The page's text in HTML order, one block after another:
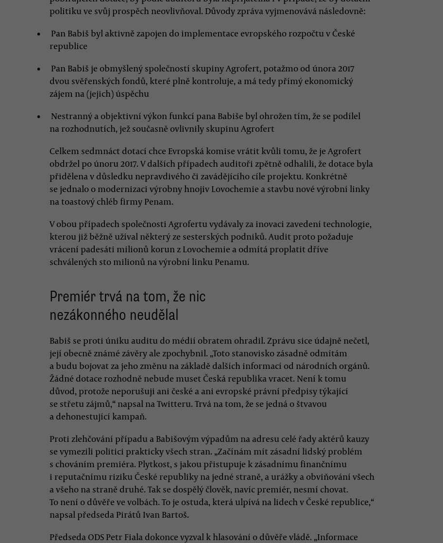
politiku ve svůj prospěch neovlivňoval. Důvody zpráva vyjmenovává následovně:
Pan Babiš byl aktivně zapojen do implementace evropského rozpočtu v České
republice
Pan Babiš je obmyšlený společností skupiny Agrofert, potažmo od února 2017
dvou svěřenských fondů, které plně kontroluje, a má tedy přímý ekonomický
zájem na (jejich) úspěchu
Nestranný a objektivní výkon funkcí pana Babiše byl ohrožen tím, že se podílel
na rozhodnutích, jež současně ovlivnily skupinu Agrofert
Celkem sedmnáct dotací chce Evropská komise vrátit kvůli tomu, že je Agrofert
obdržel po únoru 2017. V dalších případech auditoři zpětně odhalili, že dotace byla
přidělena v důsledku nepravdivého či zavádějícího cíle projektu. Konkrétně
se jednalo o modernizaci výrobny hnojiv Lovochemie a stavbu nové výrobní linky
na toastový chléb firmy Penam.
V obou případech společnosti Agrofertu vydávaly za inovaci zavedení technologie,
kterou již běžně užíval některý ze sesterských podniků. Audit proto požaduje
vrácení padesáti milionů korun z Lovochemie a odmítá proplatit dříve
schválených sto milionů na výrobní linku Penamu.
Premiér trvá na tom, že nic
nezákonného neudělal
Babiš se proti úniku auditu do médií obratem ohradil. Zprávu sice údajně nečetl,
její obecně známé závěry ale zpochybnil. „Toto stanovisko zásadně odmítám
a budu bojovat za jeho změnu na základě dalších informací od národních orgánů.
Žádné dotace rozhodně nebude muset Česká republika vracet. Není k tomu
důvod, protože neporušuji ani české a ani evropské právní předpisy týkající
se střetu zájmů,“ napsal na Twitteru. Trvá na tom, že se jedná o štvavou
a dehonestující kampaň.
Proti zlehčování případu a Babišovým výpadům na adresu celé řady aktérů kauzy
se vymezili politici prakticky všech stran. „Začínám mít zásadní lidský problém
s chováním premiéra. Plytkost, s jakou přistupuje k zásadnímu finančnímu
i reputačnímu riziku České republiky na jedné straně, a urážky a obviňování všech
a všeho na straně druhé. Tak se dospělý člověk, navíc premiér, nesmí chovat.
To není o důvěře ve volbách. To je ostuda, která ulpívá na lidech v České republice,“
napsal předseda Pirátů Ivan Bartoš.
Předseda ODS Petr Fiala dokonce vyzval k hlasování o důvěře vládě. „Informace